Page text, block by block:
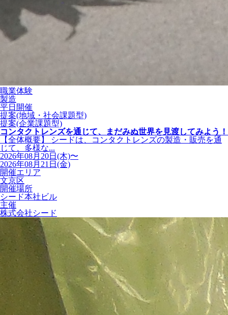
職業体験
製造
平日開催
提案(地域・社会課題型)
提案(企業課題型)
コンタクトレンズを通じて、まだみぬ世界を見渡してみよう！
【全体概要】 シードは、コンタクトレンズの製造・販売を通
じて、多様な...
2026年08月20日(木)〜
2026年08月21日(金)
開催エリア
文京区
開催場所
シード本社ビル
主催
株式会社シード